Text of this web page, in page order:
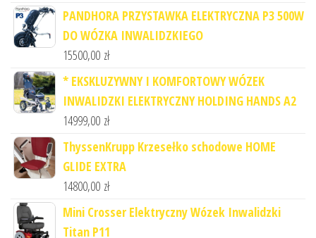
PANDHORA PRZYSTAWKA ELEKTRYCZNA P3 500W
DO WÓZKA INWALIDZKIEGO
15500,00 zł
* EKSKLUZYWNY I KOMFORTOWY WÓZEK
INWALIDZKI ELEKTRYCZNY HOLDING HANDS A2
14999,00 zł
ThyssenKrupp Krzesełko schodowe HOME
GLIDE EXTRA
14800,00 zł
Mini Crosser Elektryczny Wózek Inwalidzki
Titan P11